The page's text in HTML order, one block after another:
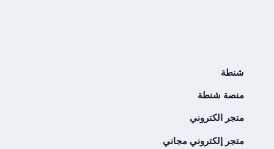
شنطة
منصة شنطة
متجر الكتروني
متجر إلكتروني مجاني